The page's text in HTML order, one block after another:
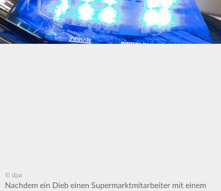
© dpa
Nachdem ein Dieb einen Supermarktmitarbeiter mit einem